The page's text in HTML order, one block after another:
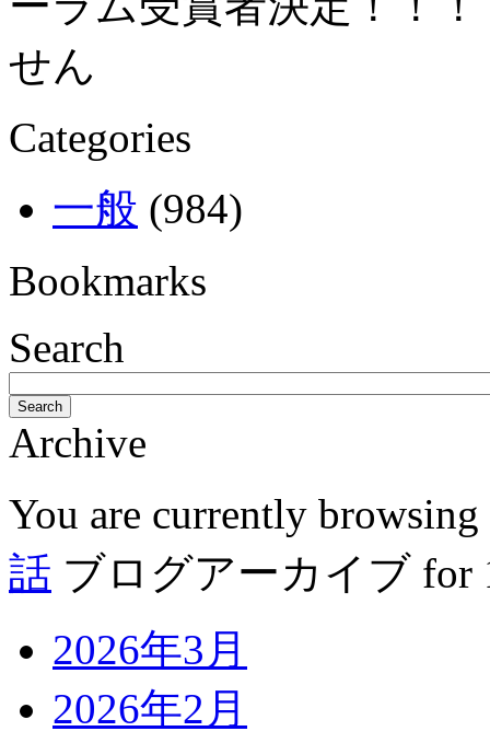
せん
Categories
一般 (984)
Bookmarks
Search
Search
Archive
You are currently
話 ブログアーカイブ for
2026年3月
2026年2月